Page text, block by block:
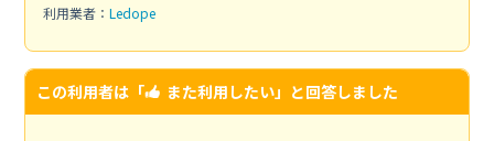
利用業者： Ledope
この利用者は「 また利用したい」と回答しました